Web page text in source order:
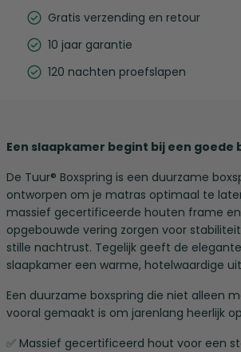
Gratis verzending en retour
10 jaar garantie
120 nachten proefslapen
Een slaapkamer begint bij een goede
De Tuur® Boxspring is een duurzame
ontworpen om je matras optimaal te
massief gecertificeerde houten frame
opgebouwde vering zorgen voor
stille nachtrust. Tegelijk geeft de
slaapkamer een warme, hotelwaardige
Een duurzame boxspring die niet alleen
vooral gemaakt is om jarenlang heerlijk
✅ Massief gecertificeerd hout voor een